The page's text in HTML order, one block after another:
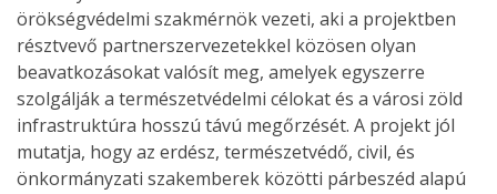
örökségvédelmi szakmérnök vezeti, aki a projektben
résztvevő partnerszervezetekkel közösen olyan
beavatkozásokat valósít meg, amelyek egyszerre
szolgálják a természetvédelmi célokat és a városi zöld
infrastruktúra hosszú távú megőrzését. A projekt jól
mutatja, hogy az erdész, természetvédő, civil, és
önkormányzati szakemberek közötti párbeszéd alapú